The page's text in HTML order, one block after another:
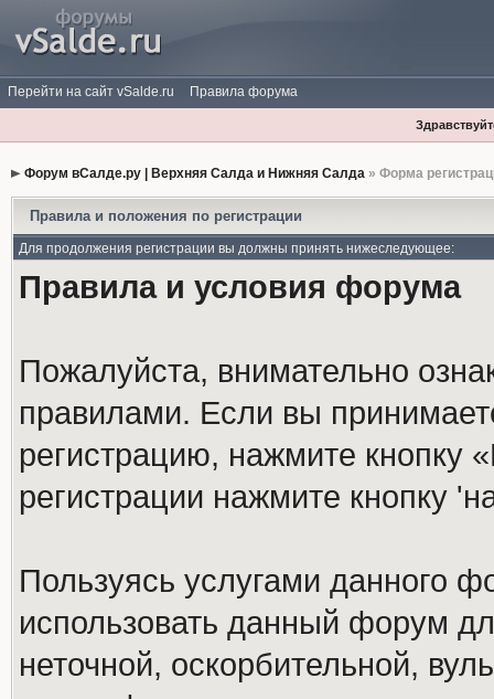
Перейти на сайт vSalde.ru Правила форума
Форум вСалде.ру | Верхняя Салда и Нижняя Салда» Форма
Правила и положения по регистрации
Для продолжения регистрации вы должны принять нижеследующее:
Правила и условия форума
Пожалуйста, внимательно
правилами. Если вы
регистрацию, нажмите кнопку
регистрации нажмите кнопку
Пользуясь услугами данного
использовать данный форум
неточной, оскорбительной,